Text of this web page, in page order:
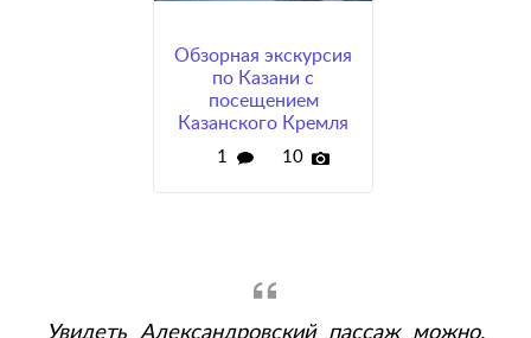
Обзорная экскурсия
по Казани с
посещением
Казанского Кремля
1 10
Увидеть Александровский пассаж можно,